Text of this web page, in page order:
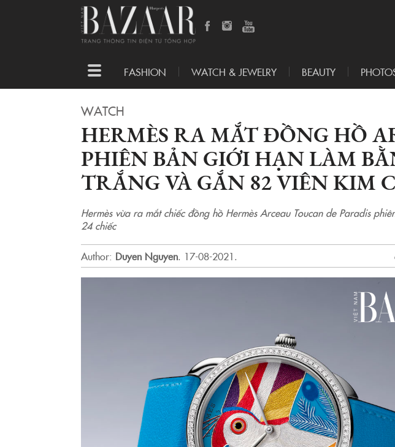
Toggle
navigation
FASHION WATCH & JEWELRY BEAUTY
WATCH
HERMÈS RA MẮT ĐỒNG HỒ
PHIÊN BẢN GIỚI HẠN LÀM
TRẮNG VÀ GẮN 82 VIÊN KIM
Hermès vừa ra mắt chiếc đồng hồ Hermès Arceau Toucan de Paradis
24 chiếc
Author: Duyen Nguyen. 17-08-2021.